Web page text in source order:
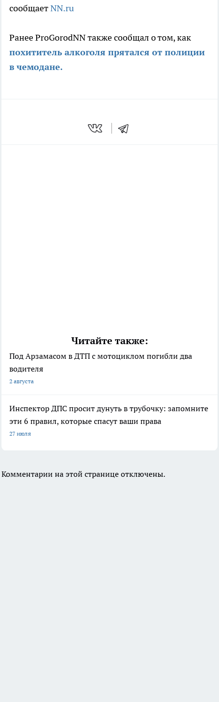
сообщаетNN.ru
Ранее ProGorodNN также сообщал о том, как
похититель алкоголя прятался от полиции
в чемодане.
Читайте также:
Под Арзамасом в ДТП с мотоциклом погибли два
водителя
2 августа
Инспектор ДПС просит дунуть в трубочку: запомните
эти 6 правил, которые спасут ваши права
27 июля
Комментарии на этой странице отключены.